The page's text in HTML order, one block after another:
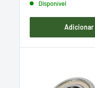
Disponível
Adicionar